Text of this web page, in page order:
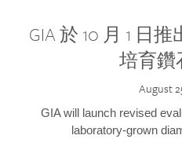
GIA 於 10 月 1 日
培育鑽
August
GIA will launch revised
laboratory-grown